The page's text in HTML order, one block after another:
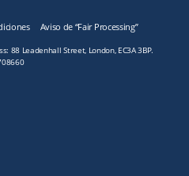
Aviso de “Fair Processing”
88 Leadenhall Street, London, EC3A 3BP.